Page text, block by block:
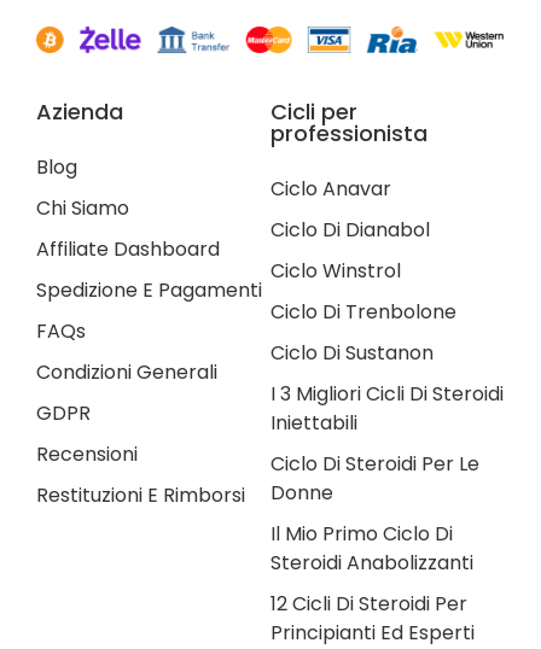
Azienda
Blog
Chi Siamo
Affiliate Dashboard
Spedizione E Pagamenti
FAQs
Condizioni Generali
GDPR
Recensioni
Restituzioni E Rimborsi
Cicli per
professionista
Ciclo Anavar
Ciclo Di Dianabol
Ciclo Winstrol
Ciclo Di Trenbolone
Ciclo Di Sustanon
I 3 Migliori Cicli Di Steroidi
Iniettabili
Ciclo Di Steroidi Per Le
Donne
Il Mio Primo Ciclo Di
Steroidi Anabolizzanti
12 Cicli Di Steroidi Per
Principianti Ed Esperti